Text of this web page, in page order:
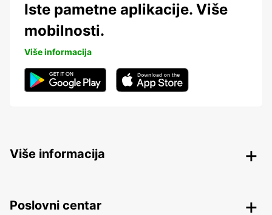
Iste pametne aplikacije. Više
mobilnosti.
Više informacija
Više informacija
Poslovni centar